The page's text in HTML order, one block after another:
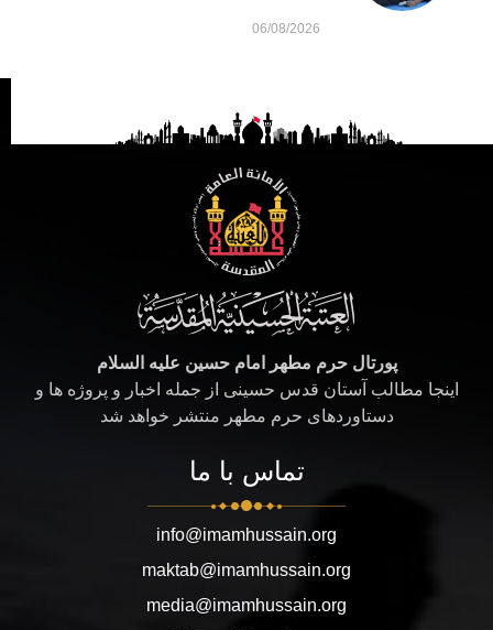
06/08/2026
پورتال حرم مطهر امام حسین علیه السلام
اینجا مطالب آستان قدس حسینی از جمله اخبار و پروژه ها و
دستاوردهای حرم مطهر منتشر خواهد شد
تماس با ما
info@imamhussain.org
maktab@imamhussain.org
media@imamhussain.org